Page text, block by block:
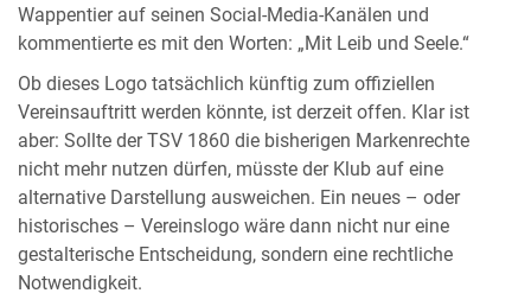
Wappentier auf seinen Social-Media-Kanälen und
kommentierte es mit den Worten: „Mit Leib und Seele.“
Ob dieses Logo tatsächlich künftig zum offiziellen
Vereinsauftritt werden könnte, ist derzeit offen. Klar ist
aber: Sollte der TSV 1860 die bisherigen Markenrechte
nicht mehr nutzen dürfen, müsste der Klub auf eine
alternative Darstellung ausweichen. Ein neues – oder
historisches – Vereinslogo wäre dann nicht nur eine
gestalterische Entscheidung, sondern eine rechtliche
Notwendigkeit.